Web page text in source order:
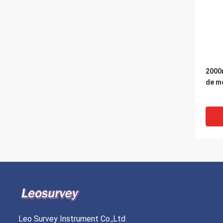
de
Leo Survey Instrument Co.,Ltd